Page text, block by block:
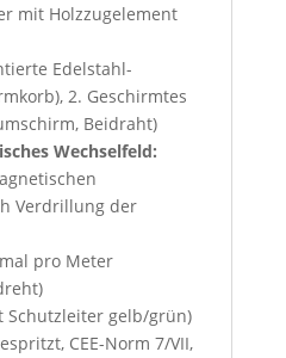
mit Holzzugelement
Edelstahl-
2. Geschirmtes
Beidraht)
Wechselfeld:
Verdrillung der
pro Meter
Schutzleiter gelb/grün)
CEE-Norm 7/VII,